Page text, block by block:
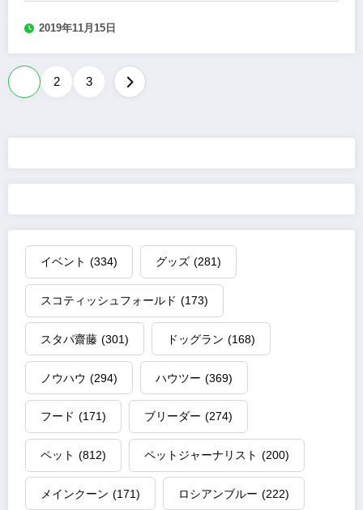
2019年11月15日
投
ペ
ー
ジ
送
り
2 3
イベント (334) グッズ (281)
スコティッシュフォールド (173)
スタパ齋藤 (301) ドッグラン (168)
ノウハウ (294) ハウツー (369)
フード (171) ブリーダー (274)
ペット (812) ペットジャーナリスト (200)
メインクーン (171) ロシアンブルー (222)